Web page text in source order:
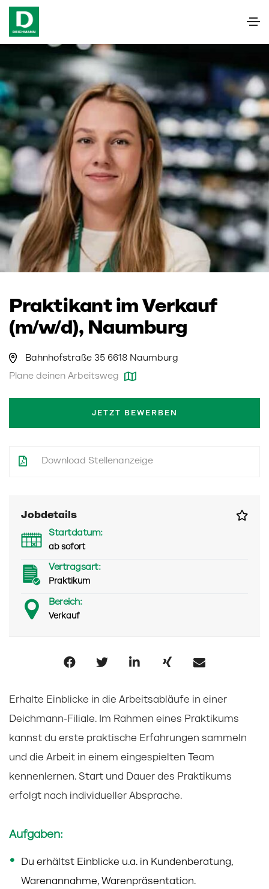
Praktikant im Verkauf
(m/w/d), Naumburg
Bahnhofstraße 35 6618 Naumburg
Plane deinen Arbeitsweg
JETZT BEWERBEN
Download Stellenanzeige
Jobdetails
Startdatum:
ab sofort
Vertragsart:
Praktikum
Bereich:
Verkauf
Erhalte Einblicke in die Arbeitsabläufe in einer
Deichmann-Filiale. Im Rahmen eines Praktikums
kannst du erste praktische Erfahrungen sammeln
und die Arbeit in einem eingespielten Team
kennenlernen. Start und Dauer des Praktikums
erfolgt nach individueller Absprache.
Aufgaben:
Du erhältst Einblicke u.a. in Kundenberatung,
Warenannahme, Warenpräsentation.